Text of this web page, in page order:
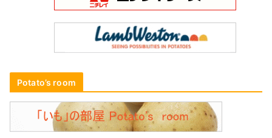
Potato’s room